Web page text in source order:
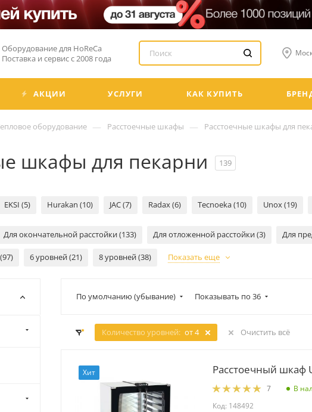
Оборудование для HoReCa
Поставка и сервис с 2008 года
АКЦИИ УСЛУГИ КАК КУПИТЬ
оборудование — Расстоечные шкафы — Расстоечные шкафы для
шкафы для пекарни 139
EKSI (5) Hurakan (10) JAC (7) Radax (6) Tecnoeka (10) Unox (19)
Для окончательной расстойки (133) Для отложенной расстойки (3) Для
6 уровней (21) 8 уровней (38) Показать еще
По умолчанию (убывание) Показывать по 36
Количество уровней: от 4 Очистить всё
Хит Расстоечный шкаф
7
В
Код: 148492